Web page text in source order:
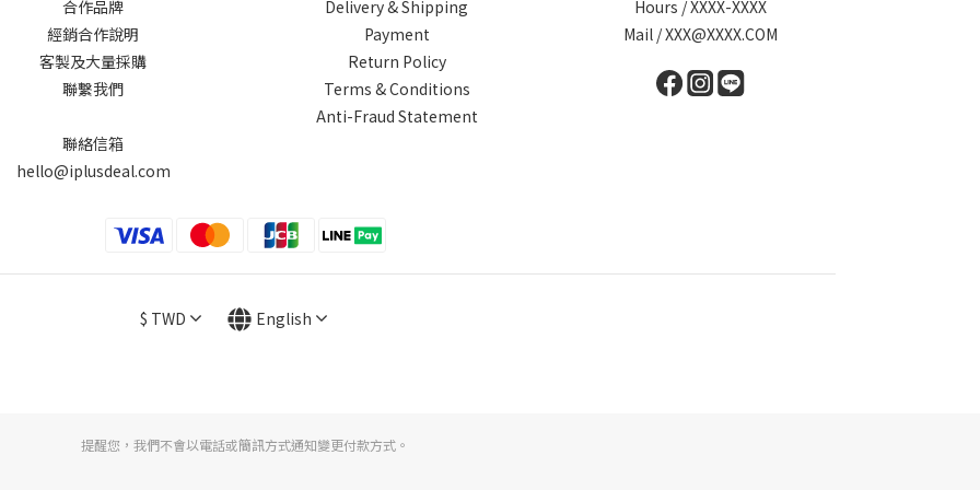
合作品牌
經銷合作說明
客製及大量採購
聯繫我們
聯絡信箱
hello@iplusdeal.com
Delivery & Shipping
Payment
Return Policy
Terms & Conditions
Anti-Fraud Statement
Hours / XXXX-XXXX
Mail / XXX@XXXX.COM
$ TWD English
提醒您，我們不會以電話或簡訊方式通知變更付款方式。